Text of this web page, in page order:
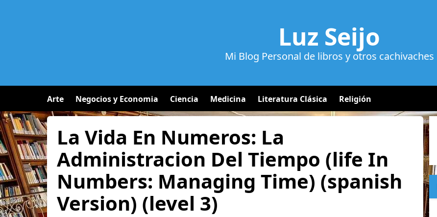
Luz Seijo
Mi Blog Personal de libros y otros cachivaches
Arte Negocios y Economia Ciencia Medicina Literatura Clásica Religión
La Vida En Numeros: La
Administracion Del Tiempo (life In
Numbers: Managing Time) (spanish
Version) (level 3)